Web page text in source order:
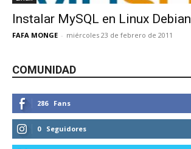
Instalar MySQL en Linux Debian
FAFA MONGE - miércoles 23 de febrero de 2011
COMUNIDAD
286 Fans
0 Seguidores